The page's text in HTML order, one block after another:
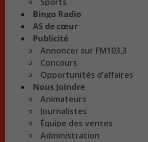
Bingo Radio
AS de cœur
Publicité
Annoncer sur FM103,3
Concours
Opportunités d’affaires
Nous Joindre
Animateurs
Journalistes
Équipe des ventes
Administration